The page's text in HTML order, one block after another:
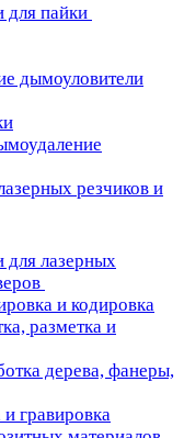
для пайки
дымоуловители
резчиков и
для лазерных
и кодировка
разметка и
дерева, фанеры,
гравировка